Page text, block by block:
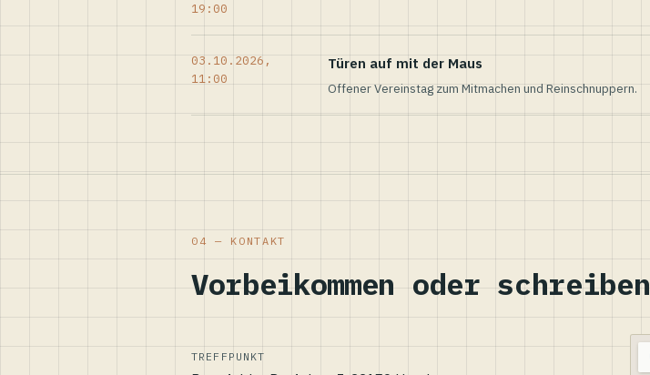
19:00
03.10.2026,
11:00
Türen auf mit der Maus
Offener Vereinstag zum Mitmachen und Reinschnuppern.
04 — KONTAKT
Vorbeikommen oder schreiben
TREFFPUNKT